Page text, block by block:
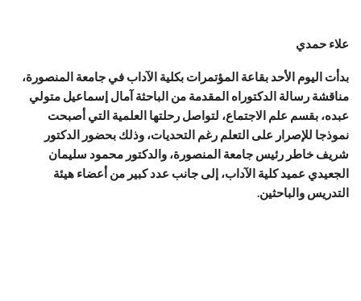
علاء حمدي
بدأت اليوم الأحد بقاعة المؤتمرات بكلية الآداب في جامعة المنصورة،
مناقشة رسالة الدكتوراه المقدمة من الباحثة آمال إسماعيل متولي
عبده، بقسم علم الاجتماع، لتواصل رحلتها العلمية التي أصبحت
نموذجا للإصرار على التعلم رغم التحديات، وذلك بحضور الدكتور
شريف خاطر رئيس جامعة المنصورة، والدكتور محمود سليمان
الجعيدي عميد كلية الآداب، إلى جانب عدد كبير من أعضاء هيئة
التدريس والباحثين.